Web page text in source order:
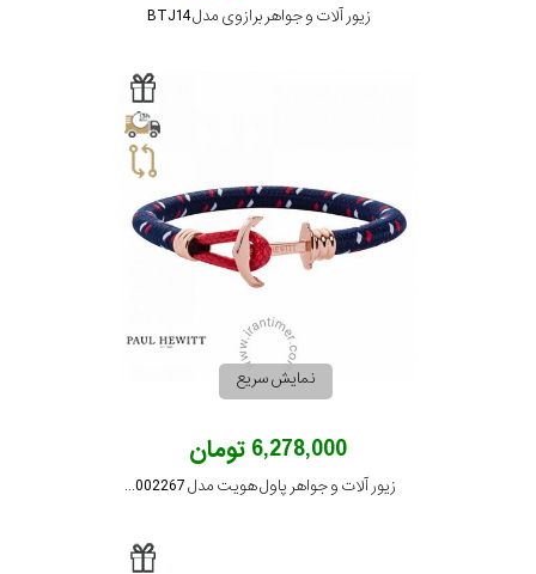
زیور آلات و جواهر برازوی مدل BTJ14
نمایش سریع
6,278,000 تومان
زیور آلات و جواهر پاول هویت مدل PH002267